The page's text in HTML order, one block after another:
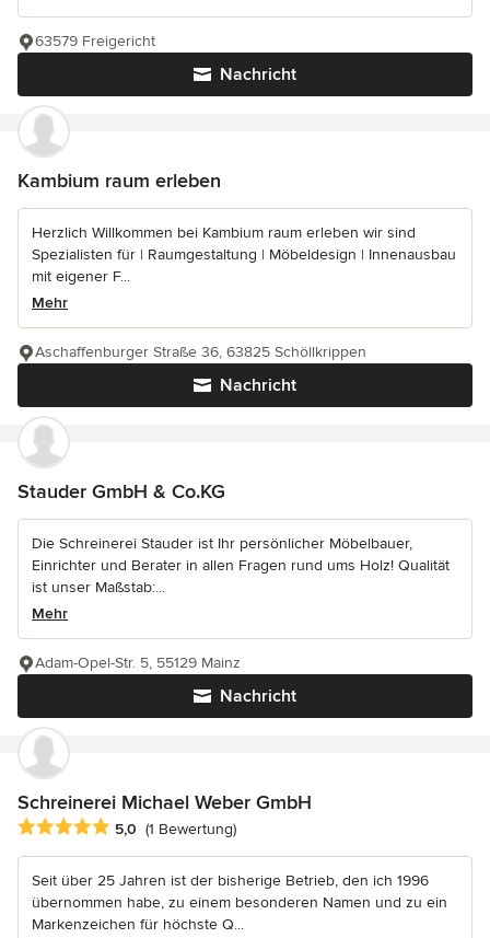
Nachricht
63579 Freigericht
Kambium raum erleben
Herzlich Willkommen bei Kambium raum erleben wir sind
Spezialisten für | Raumgestaltung | Möbeldesign | Innenausbau
mit eigener F...
Mehr
Nachricht
Aschaffenburger Straße 36, 63825 Schöllkrippen
Stauder GmbH & Co.KG
Die Schreinerei Stauder ist Ihr persönlicher Möbelbauer,
Einrichter und Berater in allen Fragen rund ums Holz! Qualität
ist unser Maßstab:...
Mehr
Nachricht
Adam-Opel-Str. 5, 55129 Mainz
Schreinerei Michael Weber GmbH
Durchschnittliche Bewertung: 5 von 5 Sternen
5,0 (1 Bewertung)
Seit über 25 Jahren ist der bisherige Betrieb, den ich 1996
übernommen habe, zu einem besonderen Namen und zu ein
Markenzeichen für höchste Q...